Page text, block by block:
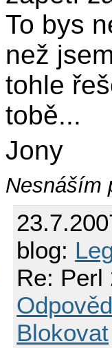
To bys
než
tohle
tobě...
Jony
Nesnáším
blog:
Re: Perl
Blokovat